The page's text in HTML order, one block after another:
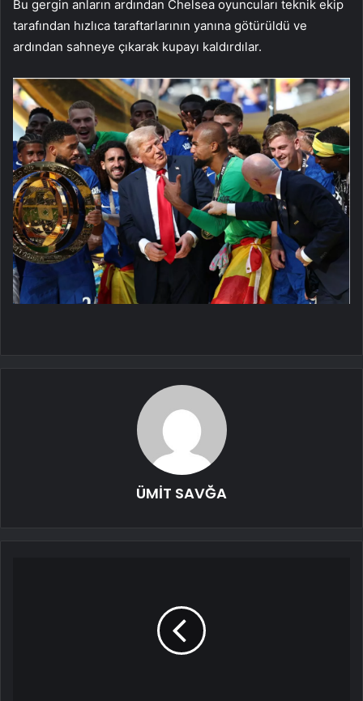
Bu gergin anların ardından Chelsea oyuncuları teknik ekip
tarafından hızlıca taraftarlarının yanına götürüldü ve
ardından sahneye çıkarak kupayı kaldırdılar.
ÜMİT SAVĞA